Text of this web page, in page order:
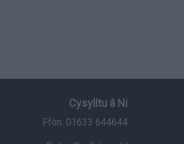
Cysylltu â Ni
Ffôn: 01633 644644